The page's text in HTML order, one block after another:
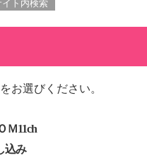
お選びください。
Ｍ11ch
込み